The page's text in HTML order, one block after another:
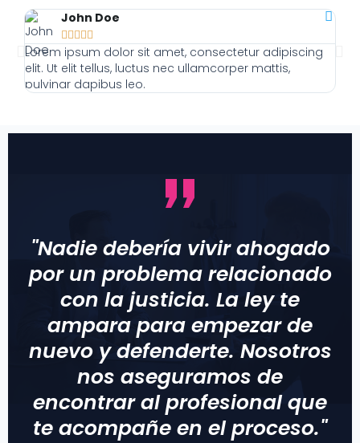
John Doe
    
Lorem ipsum dolor sit amet, consectetur adipiscing
elit. Ut elit tellus, luctus nec ullamcorper mattis,
pulvinar dapibus leo.
"Nadie debería vivir ahogado
por un problema relacionado
con la justicia. La ley te
ampara para empezar de
nuevo y defenderte. Nosotros
nos aseguramos de
encontrar al profesional que
te acompañe en el proceso."